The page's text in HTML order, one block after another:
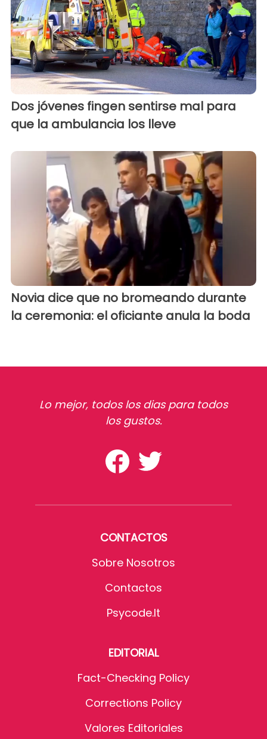
Dos jóvenes fingen sentirse mal para
que la ambulancia los lleve
Novia dice que no bromeando durante
la ceremonia: el oficiante anula la boda
Lo mejor, todos los dias para todos
los gustos.
CONTACTOS
Sobre Nosotros
Contactos
Psycode.it
EDITORIAL
Fact-Checking Policy
Corrections Policy
Valores Editoriales